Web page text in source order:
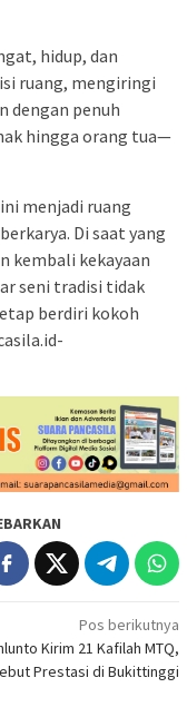
hidup, dan
ruang, mengiringi
dengan penuh
hingga orang tua—
menjadi ruang
Di saat yang
kembali kekayaan
seni tradisi tidak
berdiri kokoh
Pos berikutnya
Kirim 21 Kafilah MTQ,
Prestasi di Bukittinggi